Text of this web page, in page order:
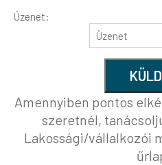
Üzenet:
Amennyiben pontos
szeretnél,
Lakossági/vállalkozói